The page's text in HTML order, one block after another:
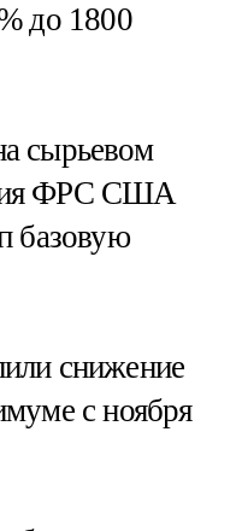
до 1800
сырьевом
ФРС США
базовую
снижение
с ноября